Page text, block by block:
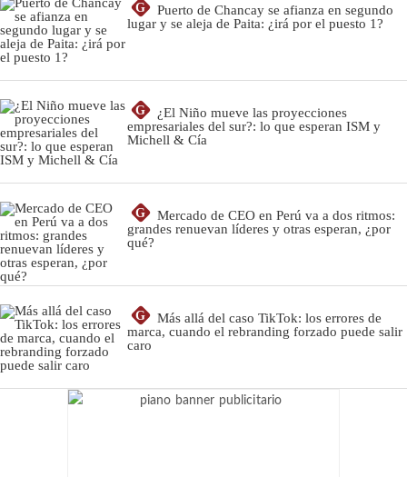
G
Puerto de Chancay se afianza en segundo
lugar y se aleja de Paita: ¿irá por el puesto 1?
G
¿El Niño mueve las proyecciones
empresariales del sur?: lo que esperan ISM y
Michell & Cía
G
Mercado de CEO en Perú va a dos ritmos:
grandes renuevan líderes y otras esperan, ¿por
qué?
G
Más allá del caso TikTok: los errores de
marca, cuando el rebranding forzado puede salir
caro